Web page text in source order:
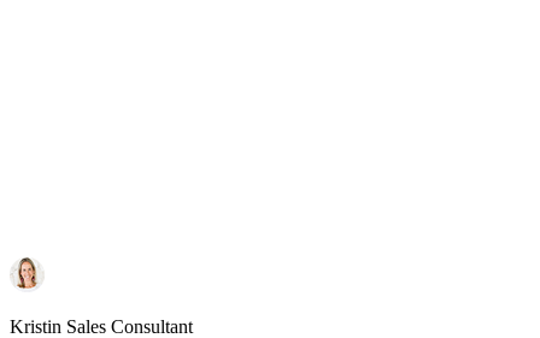
Kristin Sales Consultant